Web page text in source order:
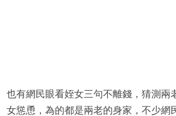
也有網民眼看姪女三句不離錢，猜測兩
女慫恿，為的都是兩老的身家，不少網